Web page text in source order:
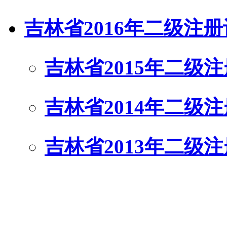
吉林省2016年二级注
吉林省2015年二级
吉林省2014年二级
吉林省2013年二级